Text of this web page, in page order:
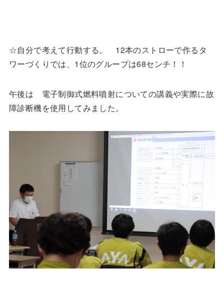
☆自分で考えて行動する。 12本のストローで作るタ
ワーづくりでは、1位のグループは68センチ！！
午後は 電子制御式燃料噴射についての講義や実際に故
障診断機を使用してみました。